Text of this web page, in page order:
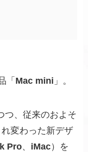
「 Mac mini 」。
つ、従来のおよそ
変わった新デザ
Pro、 iMac）を